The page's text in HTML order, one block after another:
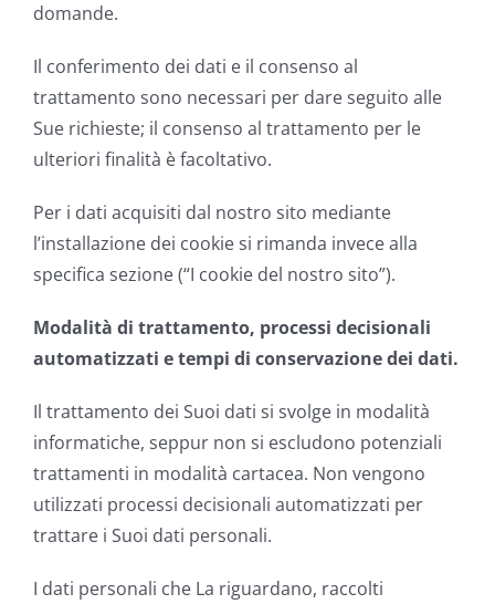
domande.
Il conferimento dei dati e il consenso al
trattamento sono necessari per dare seguito alle
Sue richieste; il consenso al trattamento per le
ulteriori finalità è facoltativo.
Per i dati acquisiti dal nostro sito mediante
l’installazione dei cookie si rimanda invece alla
specifica sezione (“I cookie del nostro sito”).
Modalità di trattamento, processi decisionali
automatizzati e tempi di conservazione dei dati.
Il trattamento dei Suoi dati si svolge in modalità
informatiche, seppur non si escludono potenziali
trattamenti in modalità cartacea. Non vengono
utilizzati processi decisionali automatizzati per
trattare i Suoi dati personali.
I dati personali che La riguardano, raccolti